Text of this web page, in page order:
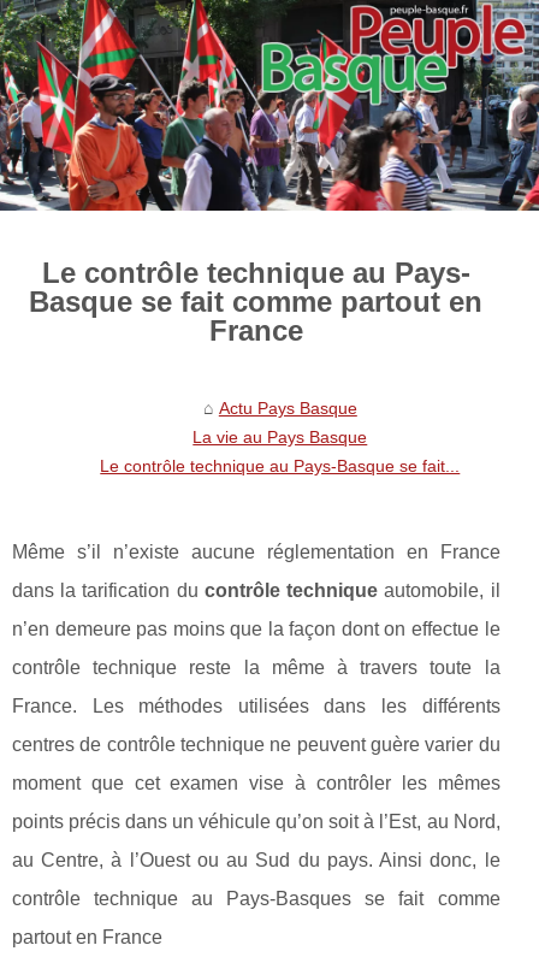
Le contrôle technique au Pays-
Basque se fait comme partout en
France
Actu Pays Basque
La vie au Pays Basque
Le contrôle technique au Pays-Basque se fait...
Même s’il n’existe aucune réglementation en France
dans la tarification du contrôle technique automobile, il
n’en demeure pas moins que la façon dont on effectue le
contrôle technique reste la même à travers toute la
France. Les méthodes utilisées dans les différents
centres de contrôle technique ne peuvent guère varier du
moment que cet examen vise à contrôler les mêmes
points précis dans un véhicule qu’on soit à l’Est, au Nord,
au Centre, à l’Ouest ou au Sud du pays. Ainsi donc, le
contrôle technique au Pays-Basques se fait comme
partout en France